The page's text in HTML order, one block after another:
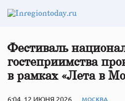
Фестиваль
гостеприимства
в рамках «Лета в
6:04, 12 ИЮНЯ 2026 МОСКВА